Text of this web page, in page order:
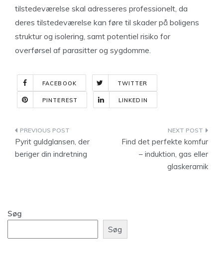
tilstedeværelse skal adresseres professionelt, da
deres tilstedeværelse kan føre til skader på boligens
struktur og isolering, samt potentiel risiko for
overførsel af parasitter og sygdomme.
FACEBOOK TWITTER
PINTEREST LINKEDIN
Indlægsnavigation
Pyrit guldglansen, der
beriger din indretning
Find det perfekte komfur
– induktion, gas eller
glaskeramik
Søg
Søg